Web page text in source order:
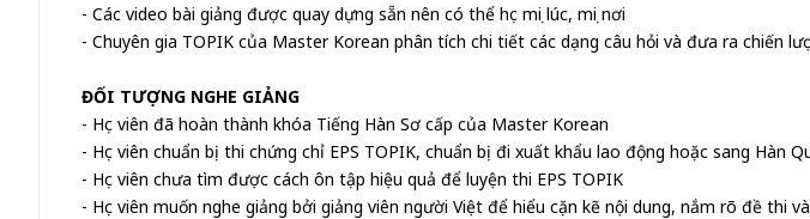
- Các video bài giảng được quay dựng sẵn nên có thể học mọi lúc, mọi nơi
- Chuyên gia TOPIK của Master Korean phân tích chi tiết các dạng câu hỏi và đưa ra chiến
ĐỐI TƯỢNG NGHE GIẢNG
- Học viên đã hoàn thành khóa Tiếng Hàn Sơ cấp của Master Korean
- Học viên chuẩn bị thi chứng chỉ EPS TOPIK, chuẩn bị đi xuất khẩu lao động hoặc sang Hàn
- Học viên chưa tìm được cách ôn tập hiệu quả để luyện thi EPS TOPIK
- Học viên muốn nghe giảng bởi giảng viên người Việt để hiểu cặn kẽ nội dung, nắm rõ đề